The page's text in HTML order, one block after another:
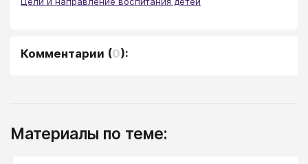
Комментарии (0):
Материалы по теме: